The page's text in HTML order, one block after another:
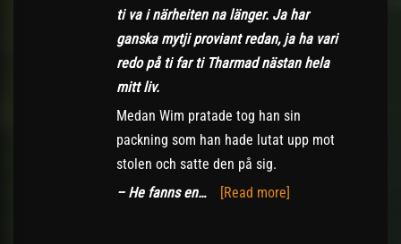
ti va i närheiten na länger. Ja har
ganska mytji proviant redan, ja ha vari
redo på ti far ti Tharmad nästan hela
mitt liv.
Medan Wim pratade tog han sin
packning som han hade lutat upp mot
stolen och satte den på sig.
– He fanns en…
[Read more]